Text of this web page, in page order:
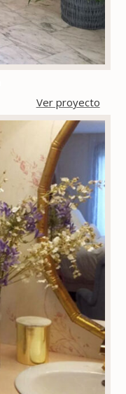
Ver proyecto